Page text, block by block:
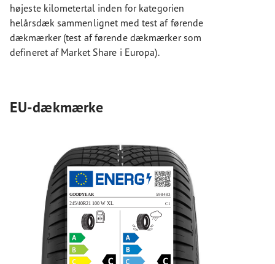
højeste kilometertal inden for kategorien
helårsdæk sammenlignet med test af førende
dækmærker (test af førende dækmærker som
defineret af Market Share i Europa).
EU-dækmærke